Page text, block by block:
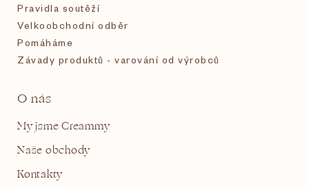
Pravidla soutěží
Velkoobchodní odběr
Pomáháme
Závady produktů - varování od výrobců
O nás
My jsme Creammy
Naše obchody
Kontakty